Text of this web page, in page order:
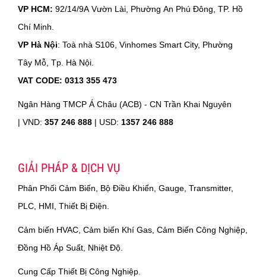
VP HCM: 92/14/9A Vườn Lài, Phường An Phú Đông, TP. Hồ
Chí Minh.
VP Hà Nội: Toà nhà S106, Vinhomes Smart City, Phường
Tây Mỗ, Tp. Hà Nội.
VAT CODE: 0313 355 473
Ngân Hàng TMCP Á Châu (ACB) - CN Trần Khai Nguyên
| VND: 357 246 888 | USD: 1357 246 888
GIẢI PHÁP & DỊCH VỤ
Phân Phối Cảm Biến, Bộ Điều Khiển, Gauge, Transmitter,
PLC, HMI, Thiết Bị Điện.
Cảm biến HVAC, Cảm biến Khí Gas, Cảm Biến Công Nghiệp,
Đồng Hồ Áp Suất, Nhiệt Độ.
Cung Cấp Thiết Bị Công Nghiệp.